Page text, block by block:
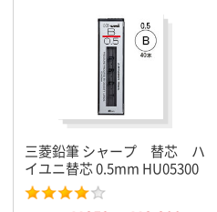
三菱鉛筆 シャープ 替芯 ハ
イユニ替芯 0.5mm HU05300